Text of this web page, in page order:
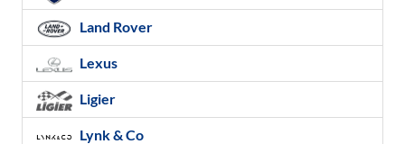
Land Rover
Lexus
Ligier
Lynk & Co